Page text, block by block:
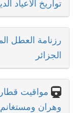
تواريخ الاعياد الدينية
رزنامة العطل
الجزائر
مواقيت
وهران ومستغانم